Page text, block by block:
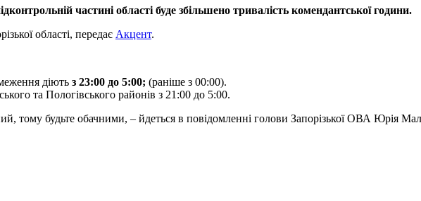
частині області буде збільшено тривалість комендантської години.
області, передає Акцент.
діють з 23:00 до 5:00; (раніше з 00:00).
та Пологівського районів з 21:00 до 5:00.
тому будьте обачними, – йдеться в повідомленні голови Запорізької ОВА Юрія